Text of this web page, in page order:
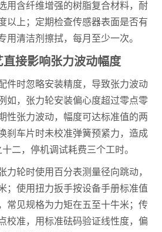
用含纤维增强的树脂复合材料，耐
以上；定期检查传感器表面是否有
用清洁剂擦拭，每月至少一次。
直接影响张力波动幅度
件时忽略安装精度，导致张力波动
如，张力轮安装偏心度超过零点零
性张力波动，幅度可达标准值的两
刹车片时未校准弹簧预紧力，造成
二，停机调试耗费三个工时。
力轮时使用百分表测量径向跳动，
；使用扭力扳手按设备手册标准值
常见规格为力矩在五至十牛米；传
校准，用标准砝码验证线性度，偏